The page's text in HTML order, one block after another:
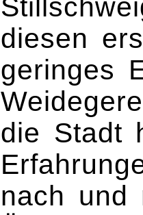
diesen
geringes
die Stadt
nach und